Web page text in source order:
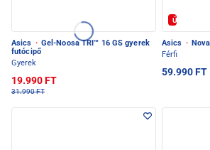
Asics · Gel-Noosa TRI™ 16 GS gyerek
futócipő
Gyerek
19.990 FT
31.990 FT
Új
Asics ·
Férfi
59.990 FT